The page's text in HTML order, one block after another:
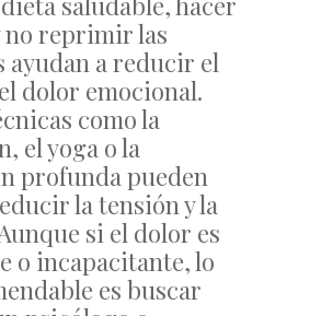
reprimir las
ayudan a reducir el
dolor emocional.
como la
el yoga o la
profunda pueden
la tensión y la
si el dolor es
o incapacitante, lo
es buscar